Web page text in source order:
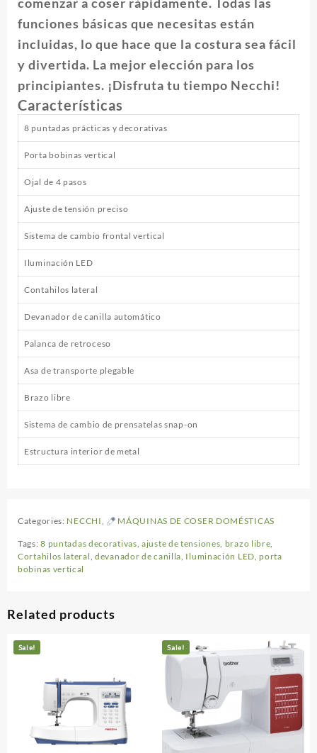
funciones básicas que necesitas están
incluidas, lo que hace que la costura sea fácil
y divertida. La mejor elección para los
principiantes. ¡Disfruta tu tiempo Necchi!
Características
8 puntadas prácticas y decorativas
Porta bobinas vertical
Ojal de 4 pasos
Ajuste de tensión preciso
Sistema de cambio frontal vertical
Iluminación LED
Contahilos lateral
Devanador de canilla automático
Palanca de retroceso
Asa de transporte plegable
Brazo libre
Sistema de cambio de prensatelas snap-on
Estructura interior de metal
Categories: NECCHI, MÁQUINAS DE COSER DOMÉSTICAS
Tags:8 puntadas decorativas,ajuste de tensiones, brazo libre,
Cortahilos lateral,devanador de canilla, Iluminación LED,porta
bobinas vertical
Related products
Sale! Sale!